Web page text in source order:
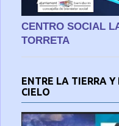
CENTRO SOCIAL
TORRETA
ENTRE LA TIERRA Y
CIELO